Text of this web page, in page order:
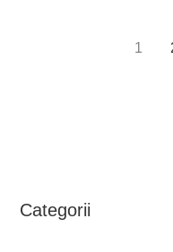
1
Categorii